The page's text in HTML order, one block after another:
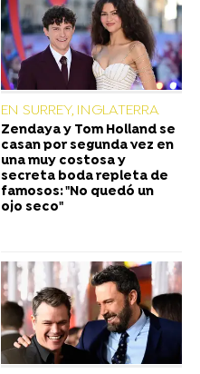
EN SURREY, INGLATERRA
Zendaya y Tom Holland se
casan por segunda vez en
una muy costosa y
secreta boda repleta de
famosos: "No quedó un
ojo seco"